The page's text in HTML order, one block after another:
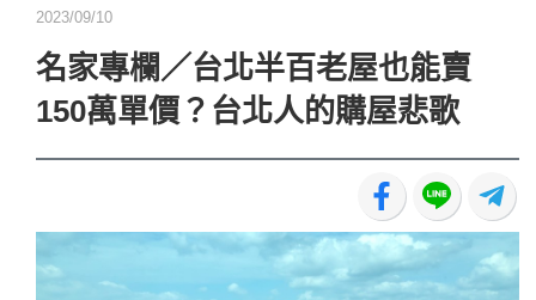
2023/09/10
名家專欄／台北半百老屋也能賣
150萬單價？台北人的購屋悲歌